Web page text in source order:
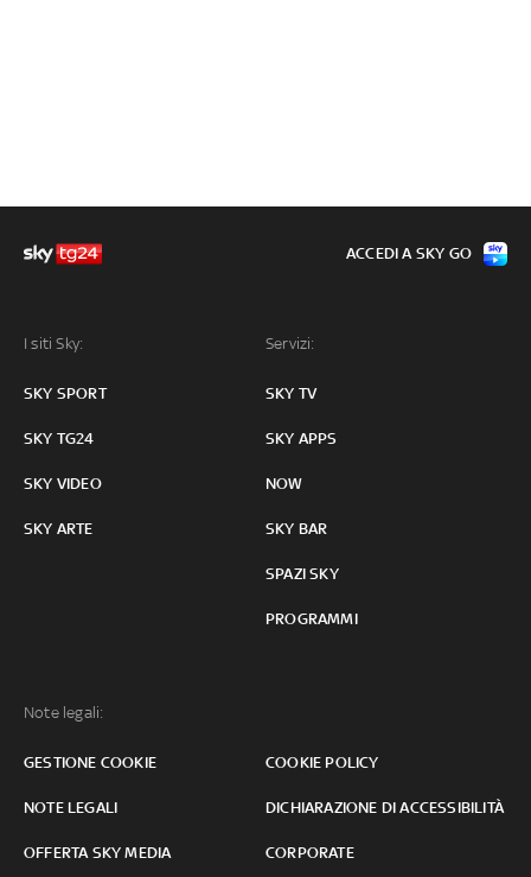
I siti Sky:
SKY SPORT
SKY TG24
SKY VIDEO
SKY ARTE
Servizi:
SKY TV
SKY APPS
NOW
SKY BAR
SPAZI SKY
PROGRAMMI
Note legali:
GESTIONE COOKIE COOKIE POLICY
NOTE LEGALI DICHIARAZIONE DI ACCESSIBILITÀ
OFFERTA SKY MEDIA CORPORATE
ACCEDI A SKY GO